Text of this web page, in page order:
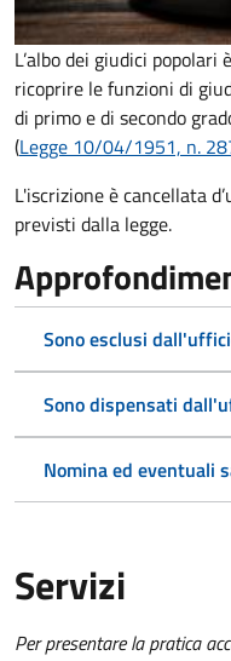
L’albo dei giudici
ricoprire le funzioni di
di primo e di secondo
(Legge 10/04/1951, n.
L'iscrizione è cancellata
previsti dalla legge.
Sono esclusi
Sono dispensati
Nomina ed eventuali
Servizi
Per presentare la pratica